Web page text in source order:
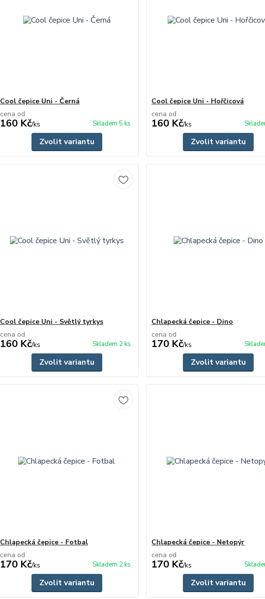
Cool čepice Uni - Černá
cena od
160 Kč/ks Skladem 5 ks
Zvolit variantu
Cool čepice Uni - Hořčicová
cena od
160 Kč/ks
Zvolit variantu
Cool čepice Uni - Světlý tyrkys
cena od
160 Kč/ks Skladem 2 ks
Zvolit variantu
Chlapecká čepice - Dino
cena od
170 Kč/ks
Zvolit variantu
Chlapecká čepice - Fotbal
cena od
170 Kč/ks Skladem 2 ks
Zvolit variantu
Chlapecká čepice - Netopýr
cena od
170 Kč/ks
Zvolit variantu